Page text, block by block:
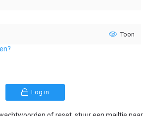
Toon
Log in